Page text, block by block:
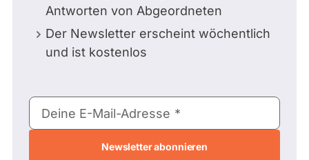
Antworten von Abgeordneten
Der Newsletter erscheint wöchentlich
und ist kostenlos
E-
Mail-
Deine E-Mail-Adresse